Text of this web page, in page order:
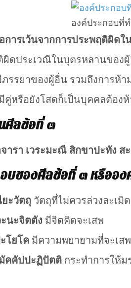
องค์ประกอบที่
ารเว้นจากการประพฤติผิดใ
ผิดประเวณีในบุตรหลานของ
รรยาของผู้อื่น รวมถึงการห้
คู่หรือยังโสดก็เป็นบุคคลต้อง
ศีลข้อที่ ๓
ารา เวระมะณี สิกขาปะทัง ส
บของศีลข้อที่ ๓ หรืออง
ะวัตถุ วัตถุที่ไม่ควรล่วงละเมิด
ะนะจิตตัง มีจิตคิดจะเสพ
โยโค มีความพยายามที่จะเสพ
คคัปปะฏิปัตติ กระทำการให้